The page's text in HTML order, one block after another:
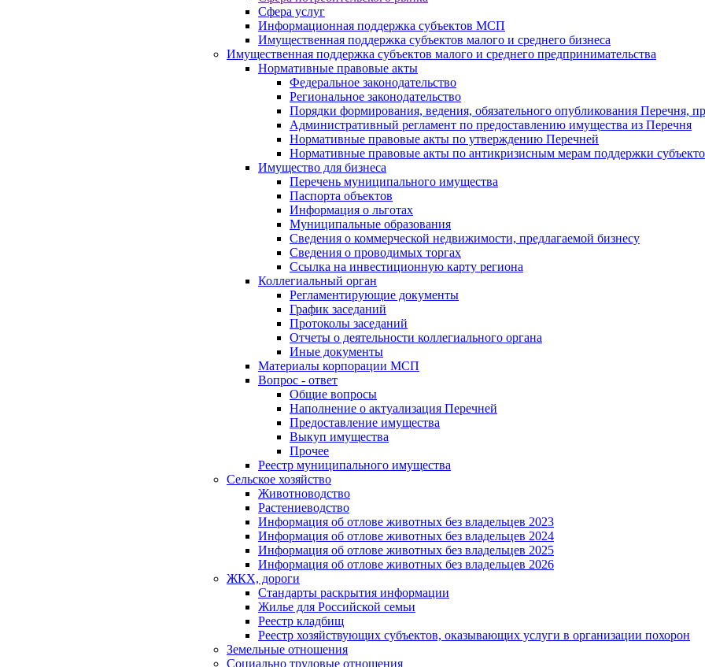
Сфера услуг
Информационная поддержка субъектов МСП
Имущественная поддержка субъектов малого и среднего бизнеса
Имущественная поддержка субъектов малого и среднего предпринимательства
Нормативные правовые акты
Федеральное законодательство
Региональное законодательство
Порядки формирования, ведения, обязательного опубликования Перечня,
Административный регламент по предоставлению имущества из Перечня
Нормативные правовые акты по утверждению Перечней
Нормативные правовые акты по антикризисным мерам поддержки
Имущество для бизнеса
Перечень муниципального имущества
Паспорта объектов
Информация о льготах
Муниципальные образования
Сведения о коммерческой недвижимости, предлагаемой бизнесу
Сведения о проводимых торгах
Ссылка на инвестиционную карту региона
Коллегиальный орган
Регламентирующие документы
График заседаний
Протоколы заседаний
Отчеты о деятельности коллегиального органа
Иные документы
Материалы корпорации МСП
Вопрос - ответ
Общие вопросы
Наполнение о актуализация Перечней
Предоставление имущества
Выкуп имущества
Прочее
Реестр муниципального имущества
Сельское хозяйство
Животноводство
Растениеводство
Информация об отлове животных без владельцев 2023
Информация об отлове животных без владельцев 2024
Информация об отлове животных без владельцев 2025
Информация об отлове животных без владельцев 2026
ЖКХ, дороги
Стандарты раскрытия информации
Жилье для Российской семьи
Реестр кладбищ
Реестр хозяйствующих субъектов, оказывающих услуги в организации похорон
Земельные отношения
Социально трудовые отношения